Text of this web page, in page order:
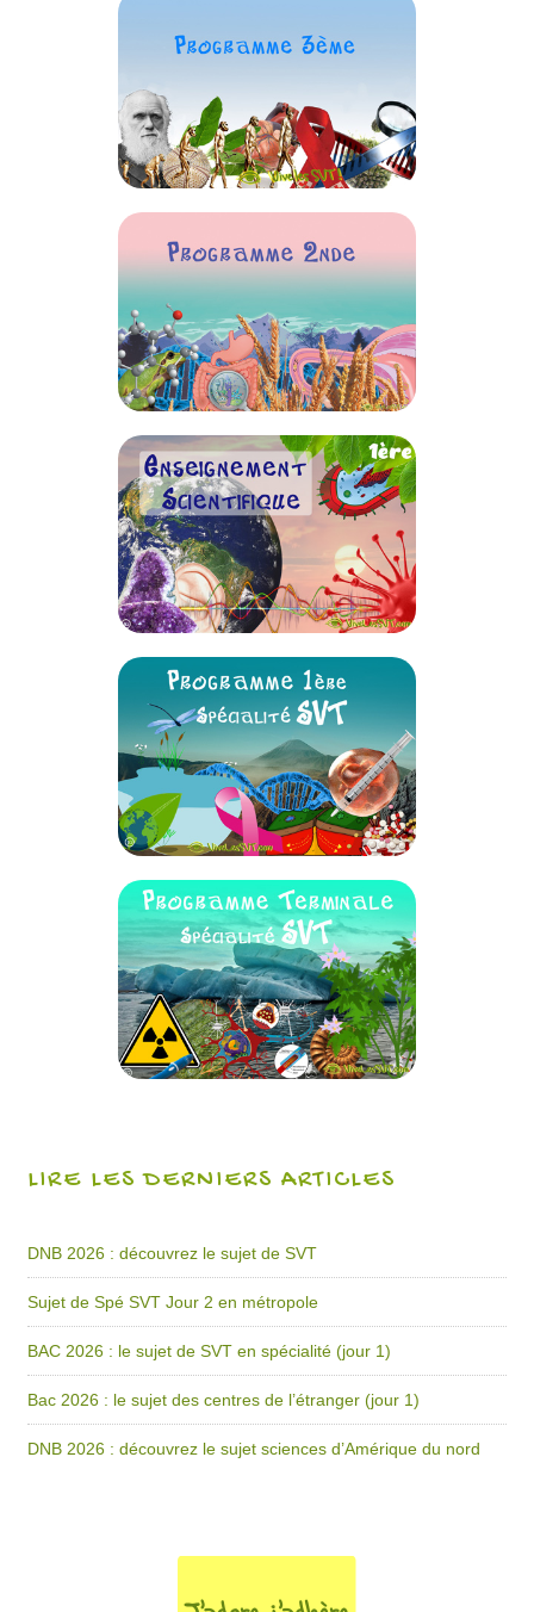
LIRE LES DERNIERS ARTICLES
DNB 2026 : découvrez le sujet de SVT
Sujet de Spé SVT Jour 2 en métropole
BAC 2026 : le sujet de SVT en spécialité (jour 1)
Bac 2026 : le sujet des centres de l’étranger (jour 1)
DNB 2026 : découvrez le sujet sciences d’Amérique du nord